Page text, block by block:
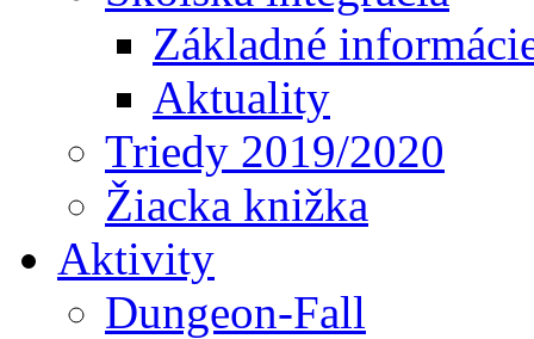
Základné
Aktuality
Triedy 2019/2020
Žiacka knižka
Aktivity
Dungeon-Fall